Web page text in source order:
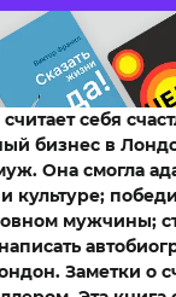
себя
бизнес в
Она смогла
культуре;
мужчины;
Заметки о